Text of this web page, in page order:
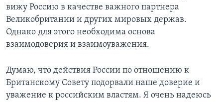
вижу Россию в качестве важного партнера
Великобритании и других мировых держав.
Однако для этого необходима основа
взаимодоверия и взаимоуважения.
Думаю, что действия России по отношению к
Британскому Совету подорвали наше доверие и
уважение к российским властям. Я очень надеюсь